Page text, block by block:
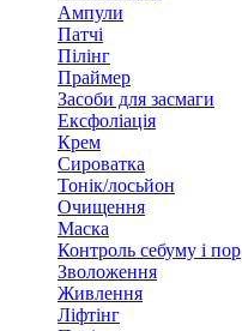
Ампули
Патчі
Пілінг
Праймер
Засоби для засмаги
Ексфоліація
Крем
Сироватка
Тонік/лосьйон
Очищення
Маска
Контроль себуму і пор
Зволоження
Живлення
Ліфтінг